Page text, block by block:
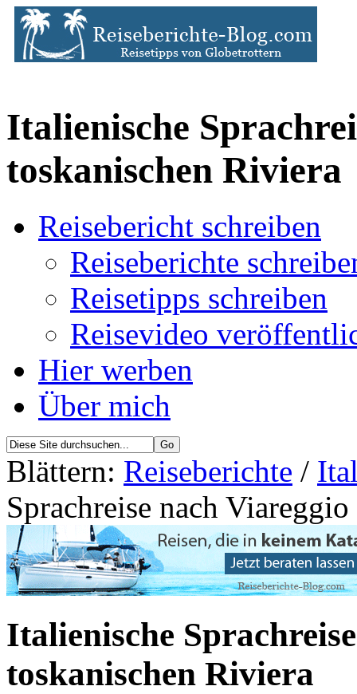
Italienische
toskanischen Riviera
Reisebericht schreiben
Reiseberichte
Reisetipps schreiben
Reisevideo
Hier werben
Über mich
Blättern: Reiseberichte /
Sprachreise nach
Italienische
toskanischen Riviera